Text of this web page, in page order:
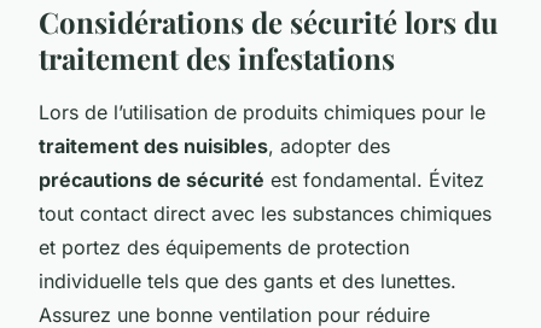
Considérations de sécurité lors du
traitement des infestations
Lors de l’utilisation de produits chimiques pour le
traitement des nuisibles, adopter des
précautions de sécurité est fondamental. Évitez
tout contact direct avec les substances chimiques
et portez des équipements de protection
individuelle tels que des gants et des lunettes.
Assurez une bonne ventilation pour réduire